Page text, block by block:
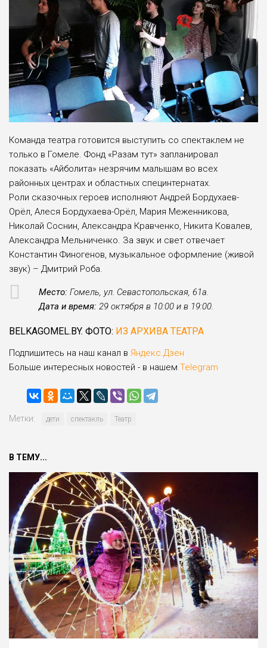
Команда театра готовится выступить со спектаклем не
только в Гомеле. Фонд «Разам тут» запланировал
показать «Айболита» незрячим малышам во всех
районных центрах и областных специнтернатах.
Роли сказочных героев исполняют Андрей Бордухаев-
Орёл, Алеся Бордухаева-Орёл, Мария Меженникова,
Николай Соснин, Александра Кравченко, Никита Ковалев,
Александра Мельниченко. За звук и свет отвечает
Константин Финогенов, музыкальное оформление (живой
звук) – Дмитрий Роба.
Место: Гомель, ул. Севастопольская, 61а.
Дата и время: 29 октября в 10:00 и в 19:00.
BELKAGOMEL.BY. ФОТО: ИЗ АРХИВА ТЕАТРА
Подпишитесь на наш канал в Яндекс.Дзен
Больше интересных новостей - в нашем Telegram
Метки: дети спектакль Театр
В ТЕМУ...